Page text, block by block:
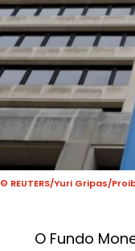
© REUTERS/Yuri Gripas/
O Fundo